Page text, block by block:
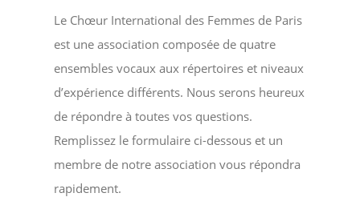
Le Chœur International des Femmes de Paris
est une association composée de quatre
ensembles vocaux aux répertoires et niveaux
d’expérience différents. Nous serons heureux
de répondre à toutes vos questions.
Remplissez le formulaire ci-dessous et un
membre de notre association vous répondra
rapidement.